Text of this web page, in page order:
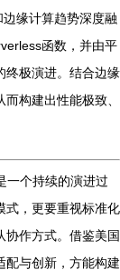
缘计算趋势深度融
函数，并由平
终极演进。结合边缘
构建出性能极致、
一个持续的演进过
式，更要重视标准化
协作方式。借鉴美国
配与创新，方能构建